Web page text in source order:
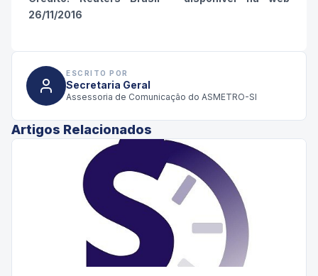
26/11/2016
ESCRITO POR
Secretaria Geral
Assessoria de Comunicação do ASMETRO-SI
Artigos Relacionados